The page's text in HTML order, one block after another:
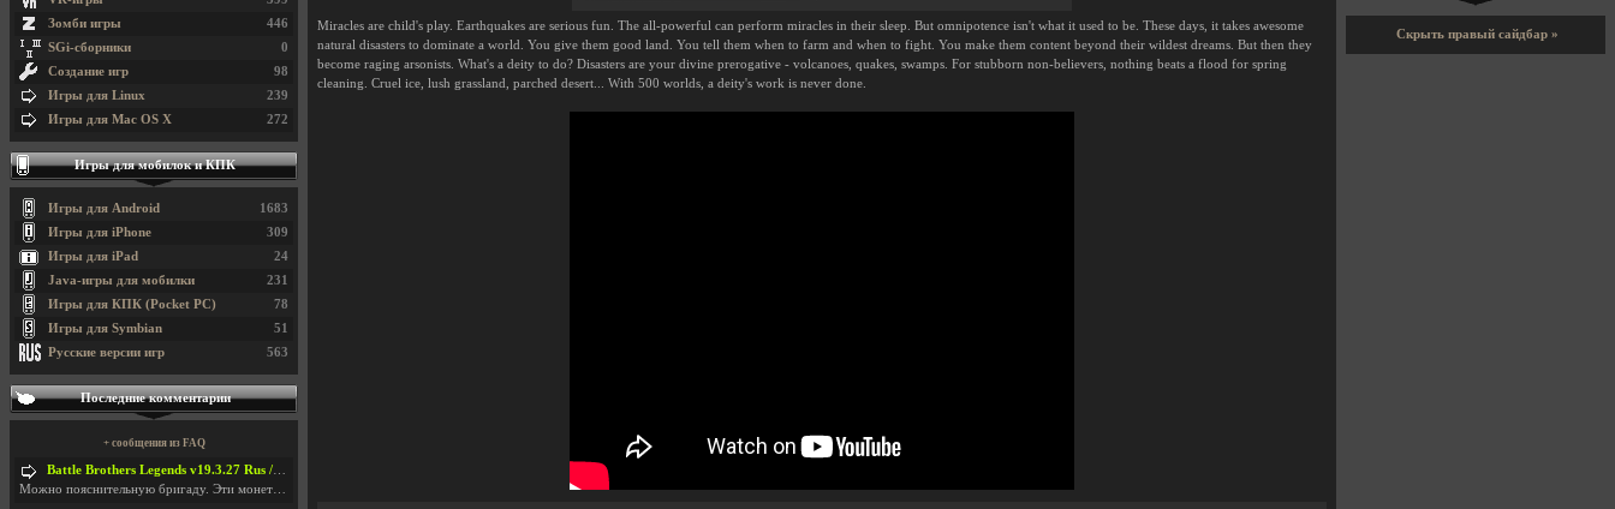
Miracles are child's play. Earthquakes are serious fun. The all-powerful can perform miracles in their sleep. But omnipotence isn't what it used to be. These days, it takes awesome
natural disasters to dominate a world. You give them good land. You tell them when to farm and when to fight. You make them content beyond their wildest dreams. But then they
become raging arsonists. What's a deity to do? Disasters are your divine prerogative - volcanoes, quakes, swamps. For stubborn non-believers, nothing beats a flood for spring
cleaning. Cruel ice, lush grassland, parched desert... With 500 worlds, a deity's work is never done.
446
Зомби игры
0
SGi-сборники
98
Создание игр
239
Игры для Linux
272
Игры для Mac OS X
Игры для мобилок и КПК
1683
Игры для Android
309
Игры для iPhone
24
Игры для iPad
231
Java-игры для мобилки
78
Игры для КПК (Pocket PC)
51
Игры для Symbian
563
Русские версии игр
Последние комментарии
+ сообщения из FAQ
Battle Brothers Legends v19.3.27 Rus / + Battle Brothers Legends v19.3.39 Eng
Можно пояснительную бригаду. Эти монетки, они в ка
Скрыть правый сайдбар »